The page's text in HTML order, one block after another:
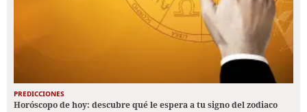
PREDICCIONES
Horóscopo de hoy: descubre qué le espera a tu signo del zodiaco